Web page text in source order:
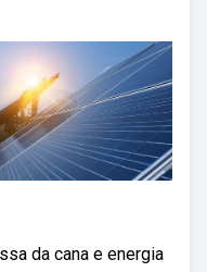
da cana e energia